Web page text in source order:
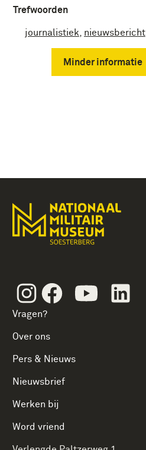
Trefwoorden
journalistiek nieuwsbericht
Minder informatie
InstagramFacebookYoutube
Vragen?
Over ons
Pers & Nieuws
Nieuwsbrief
Werken bij
Word vriend